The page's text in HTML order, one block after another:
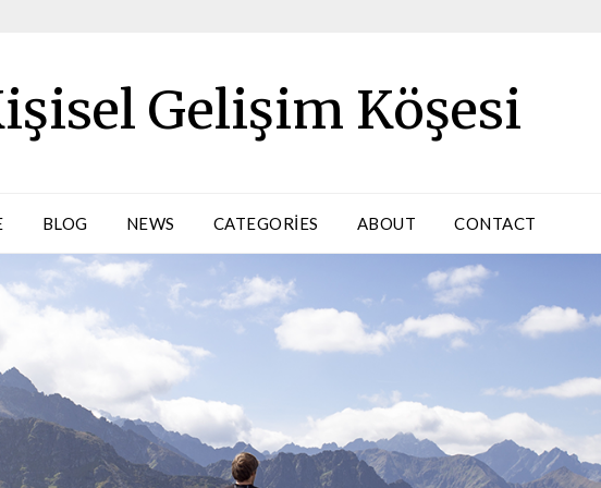
Gelişim Köşesi
BLOG NEWS CATEGORIES ABOUT CONTACT